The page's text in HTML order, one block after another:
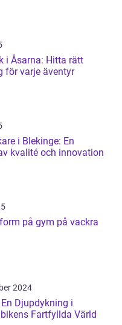
i Åsarna: Hitta rätt
för varje äventyr
i Blekinge: En
kvalité och innovation
på gym på vackra
2024
Djupdykning i
Fartfyllda Värld